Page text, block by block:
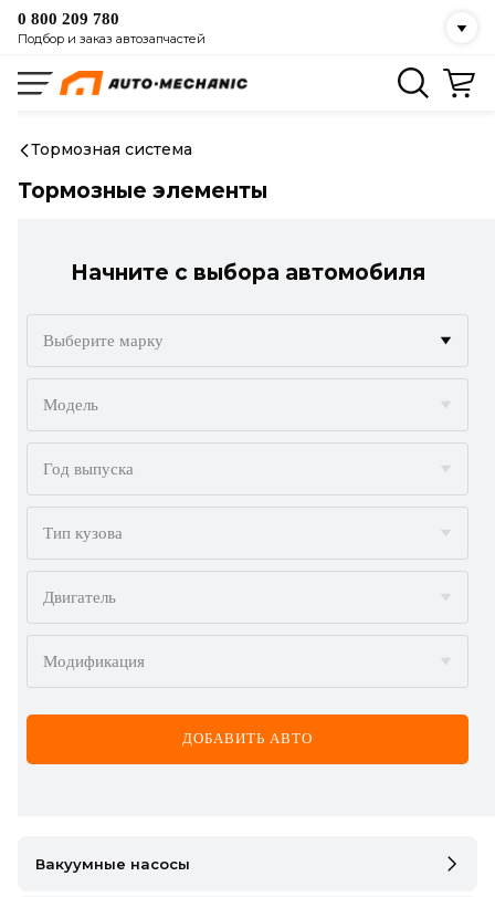
0 800 209 780
Подбор и заказ автозапчастей
Тормозная система
Тормозные элементы
Начните с выбора автомобиля
Выберите марку
ALFA ROMEO
AUDI
BMW
BYD
CADILLAC
CHERY
CHEVROLET
CHRYSLER
Модель
Год выпуска
Тип кузова
Двигатель
Модификация
ДОБАВИТЬ АВТО
Вакуумные насосы